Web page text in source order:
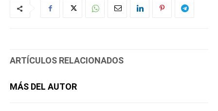
ARTÍCULOS RELACIONADOS
MÁS DEL AUTOR